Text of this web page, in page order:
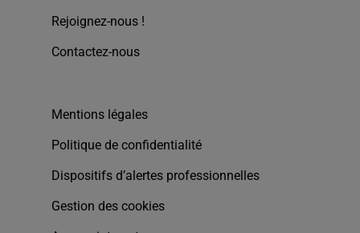
Rejoignez-nous !
Contactez-nous
Mentions légales
Politique de confidentialité
Dispositifs d’alertes professionnelles
Gestion des cookies